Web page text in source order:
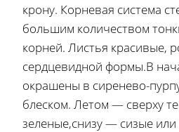
крону. Корневая система
большим количеством
корней. Листья красивые,
сердцевидной формы.В
окрашены в сиренево-
блеском. Летом — сверху
зеленые,снизу — сизые